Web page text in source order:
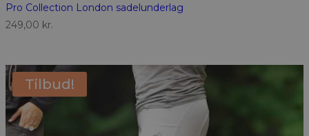
Pro Collection London sadelunderlag
249,00 kr.
Tilbud!